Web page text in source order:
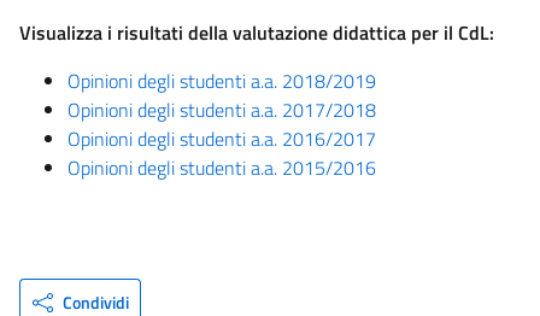
Visualizza i risultati della valutazione didattica per il CdL:
Opinioni degli studenti a.a. 2018/2019
Opinioni degli studenti a.a. 2017/2018
Opinioni degli studenti a.a. 2016/2017
Opinioni degli studenti a.a. 2015/2016
Condividi